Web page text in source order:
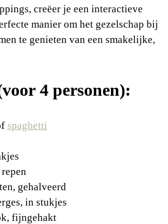
creëer je een interactieve
manier om het gezelschap bij
te genieten van een smakelijke,
4 personen):
spaghetti
gehalveerd
in stukjes
fijngehakt